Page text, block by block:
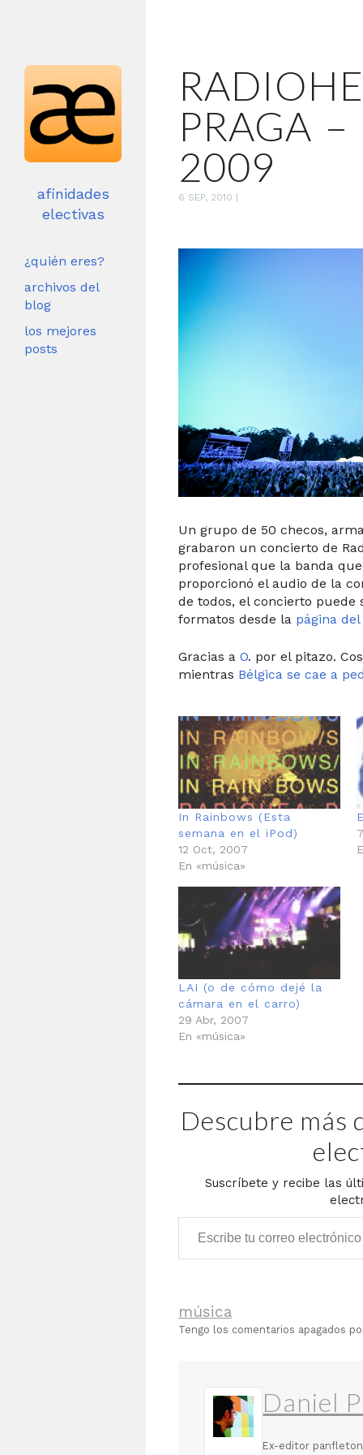
afinidades
electivas
¿quién eres?
archivos del
blog
los mejores
posts
PRAGA
2009
6 SEP, 2010
Un grupo de 50 checos,
grabaron un concierto de
profesional que la banda
proporcionó el audio de la
de todos, el concierto
formatos desde la página
Gracias a O. por el pitazo.
mientras Bélgica se cae a
In Rainbows (Esta
semana en el iPod)
12 Oct, 2007
En «música»
LAI (o de cómo dejé la
cámara en el carro)
29 Abr, 2007
En «música»
Descubre más
Suscríbete y recibe las
Escribe tu correo electrónico…
música
Tengo los comentarios apagados
Daniel
Ex-editor